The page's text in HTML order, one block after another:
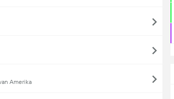
Amerika